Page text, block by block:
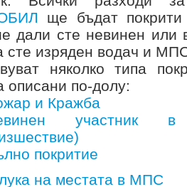
ще бъдат
дали сте невинен или
сте изряден водач и
няколко типа
описани по-долу:
и Кражба
участник в
покритие
на местата в МПС